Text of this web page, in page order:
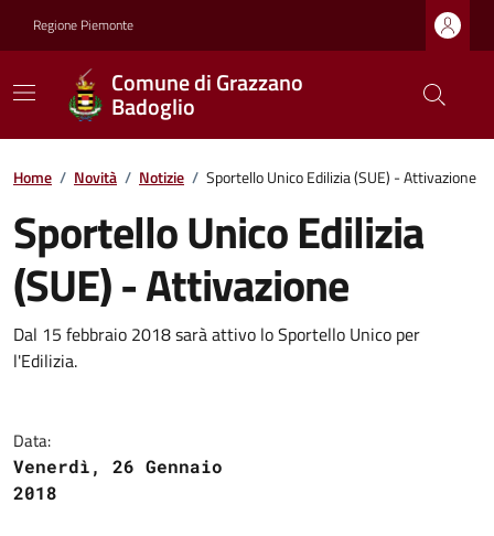
Regione Piemonte
Comune di Grazzano
Badoglio
Home / Novità / Notizie / Sportello Unico Edilizia (SUE) - Attivazione
Sportello Unico Edilizia
(SUE) - Attivazione
Dal 15 febbraio 2018 sarà attivo lo Sportello Unico per
l'Edilizia.
Data:
Venerdì, 26 Gennaio
2018